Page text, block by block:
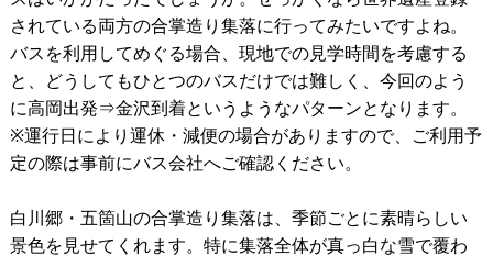
されている両方の合掌造り集落に行ってみたいですよね。
バスを利用してめぐる場合、現地での見学時間を考慮する
と、どうしてもひとつのバスだけでは難しく、今回のよう
に高岡出発⇒金沢到着というようなパターンとなります。
※運行日により運休・減便の場合がありますので、ご利用予
定の際は事前にバス会社へご確認ください。
白川郷・五箇山の合掌造り集落は、季節ごとに素晴らしい
景色を見せてくれます。特に集落全体が真っ白な雪で覆わ